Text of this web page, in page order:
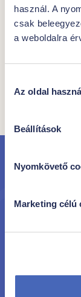
használ. A
csak
a weboldalra
kiválasztása
Az oldal
Beállítások
Nyomkövető
Marketing célú
címre
hogy